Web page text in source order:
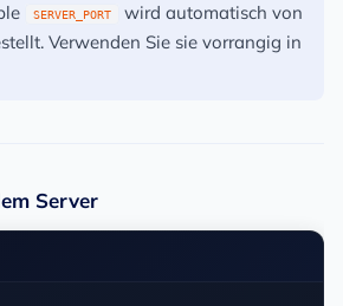
SERVER_PORT
wird automatisch von
Verwenden Sie sie vorrangig in
Server